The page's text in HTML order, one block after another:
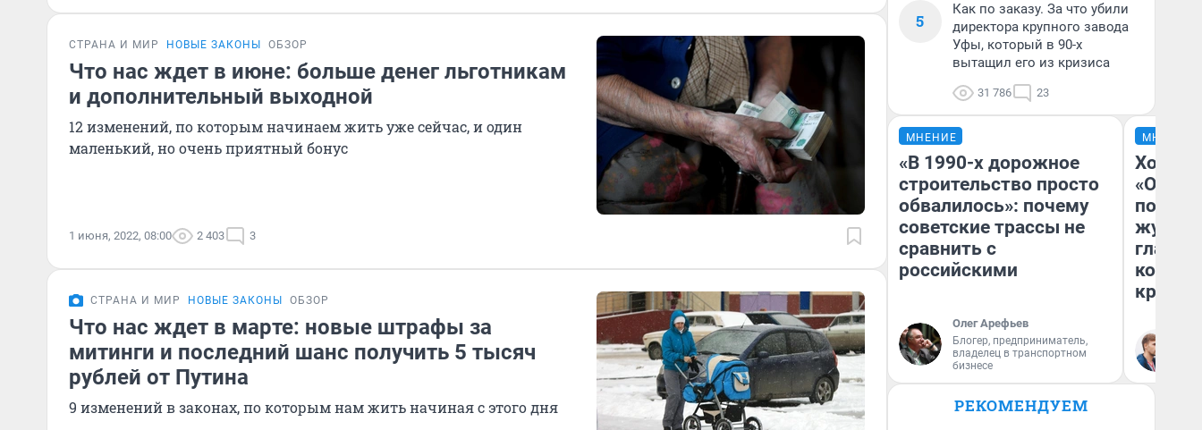
СТРАНА И МИР НОВЫЕ ЗАКОНЫ ОБЗОР
Что нас ждет в июне: больше денег льготникам
и дополнительный выходной
12 изменений, по которым начинаем жить уже сейчас, и один
маленький, но очень приятный бонус
1 июня, 2022, 08:00 2 403 3
СТРАНА И МИР НОВЫЕ ЗАКОНЫ ОБЗОР
Что нас ждет в марте: новые штрафы за
митинги и последний шанс получить 5 тысяч
рублей от Путина
9 изменений в законах, по которым нам жить начиная с этого дня
5
Как по заказу. За что убили
директора крупного завода
Уфы, который в 90-х
вытащил его из кризиса
31 786 23
МНЕНИЕ
«В 1990-х дорожное
строительство просто
обвалилось»: почему
советские трассы не
сравнить с
российскими
Олег Арефьев
Блогер, предприниматель,
владелец в транспортном
бизнесе
МНЕНИЕ
Хоть
РЕКОМЕНДУЕМ